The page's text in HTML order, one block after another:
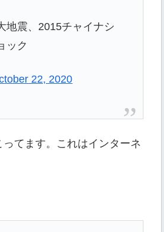
地震、2015チャイナシ
ック
22, 2020
てます。これはインターネ